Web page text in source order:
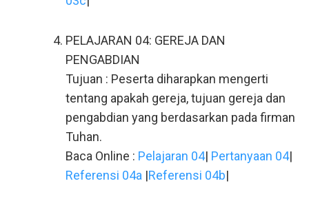
PELAJARAN 04: GEREJA DAN
PENGABDIAN
Tujuan : Peserta diharapkan mengerti
tentang apakah gereja, tujuan gereja dan
pengabdian yang berdasarkan pada firman
Tuhan.
Baca Online : Pelajaran 04| Pertanyaan 04|
Referensi 04a |Referensi 04b|